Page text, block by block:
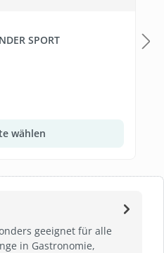
geeignet für alle
in Gastronomie,
SPORT
wählen